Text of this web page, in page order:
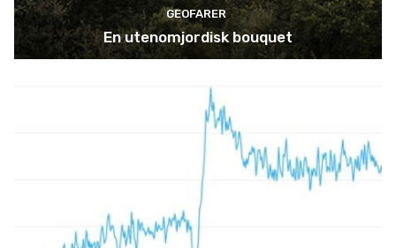
GEOFARER
En utenomjordisk bouquet